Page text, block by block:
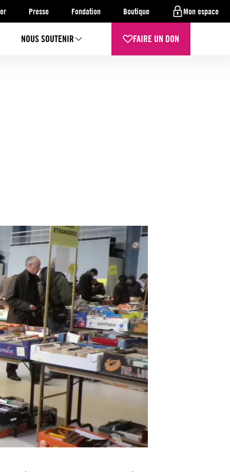
Presse Fondation Boutique Mon espace
NOUS SOUTENIR FAIRE UN DON